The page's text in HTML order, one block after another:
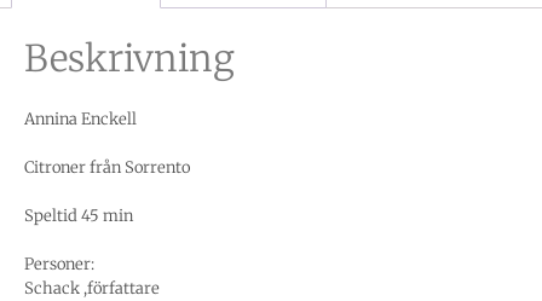
Beskrivning
Annina Enckell
Citroner från Sorrento
Speltid 45 min
Personer:
Schack ,författare